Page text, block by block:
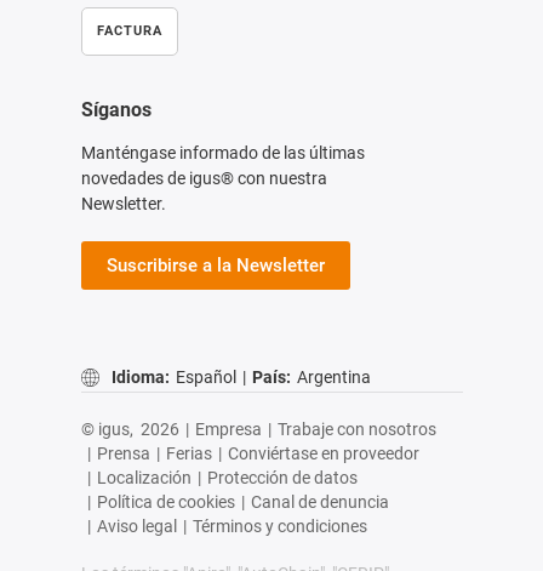
FACTURA
Síganos
Manténgase informado de las últimas
novedades de igus® con nuestra
Newsletter.
Suscribirse a la Newsletter
Idioma: Español | País: Argentina
© igus, 2026 | Empresa | Trabaje con nosotros
| Prensa | Ferias | Conviértase en proveedor
| Localización | Protección de datos
| Política de cookies | Canal de denuncia
| Aviso legal | Términos y condiciones